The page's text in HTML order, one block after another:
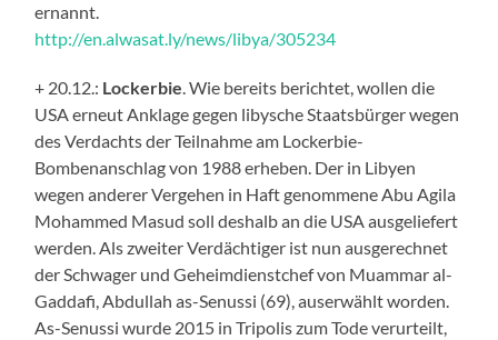
ernannt.
http://en.alwasat.ly/news/libya/305234
+ 20.12.: Lockerbie. Wie bereits berichtet, wollen die
USA erneut Anklage gegen libysche Staatsbürger wegen
des Verdachts der Teilnahme am Lockerbie-
Bombenanschlag von 1988 erheben. Der in Libyen
wegen anderer Vergehen in Haft genommene Abu Agila
Mohammed Masud soll deshalb an die USA ausgeliefert
werden. Als zweiter Verdächtiger ist nun ausgerechnet
der Schwager und Geheimdienstchef von Muammar al-
Gaddafi, Abdullah as-Senussi (69), auserwählt worden.
As-Senussi wurde 2015 in Tripolis zum Tode verurteilt,